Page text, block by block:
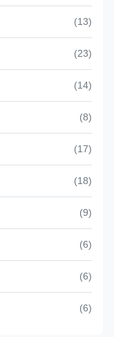
(13)
(23)
(14)
(8)
(17)
(18)
(9)
(6)
(6)
(6)